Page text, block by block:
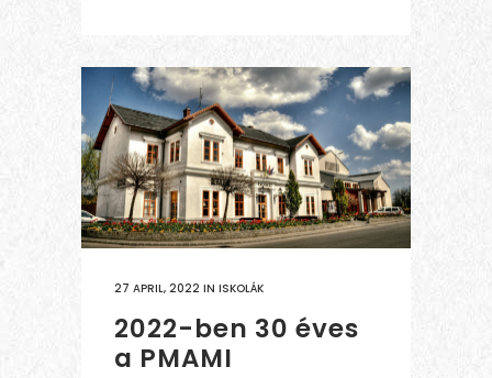
27 APRIL, 2022 IN ISKOLÁK
2022-ben 30 éves
a PMAMI